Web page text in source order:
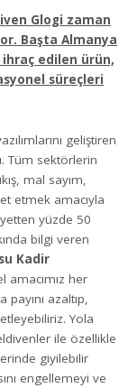
Glogi zaman
Başta Almanya
edilen ürün,
süreçleri
geliştiren
Tüm sektörlerin
mal sayım,
etmek amacıyla
yüzde 50
bilgi veren
Kadir
amacımız her
azaltıp,
Yola
ile özellikle
giyilebilir
engellemeyi ve